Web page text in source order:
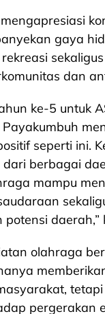
gaya
dan
ke-5 untuk
seperti ini.
berbagai
mampu
potensi daerah,”
olahraga
pergerakan